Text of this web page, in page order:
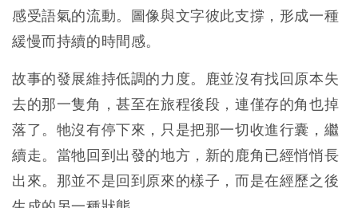
感受語氣的流動。圖像與文字彼此支撐，形成一種
緩慢而持續的時間感。
故事的發展維持低調的力度。鹿並沒有找回原本失
去的那一隻角，甚至在旅程後段，連僅存的角也掉
落了。牠沒有停下來，只是把那一切收進行囊，繼
續走。當牠回到出發的地方，新的鹿角已經悄悄長
出來。那並不是回到原來的樣子，而是在經歷之後